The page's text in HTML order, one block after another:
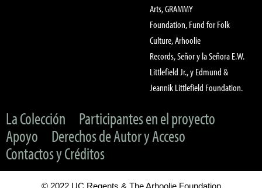
Arts, GRAMMY
Foundation, Fund for Folk
Culture, Arhoolie
Records, Señor y la Señora E.W.
Littlefield Jr., y Edmund &
Jeannik Littlefield Foundation.
La Colección
Participantes en el proyecto
Apoyo
Derechos de Autor y Acceso
Contactos y Créditos
© 2022 UC Regents & The Arhoolie Foundation